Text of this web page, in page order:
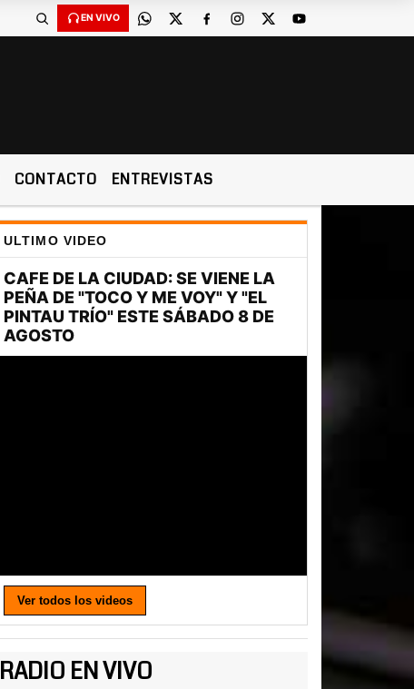
EN VIVO
CONTACTO ENTREVISTAS
ULTIMO VIDEO
Ver todos los videos
RADIO EN VIVO